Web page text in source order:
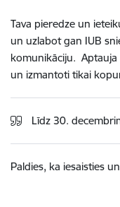
Tava pieredze un
un uzlabot gan IUB
komunikāciju.
un izmantoti tikai
Līdz 30.
Paldies, ka iesaisties